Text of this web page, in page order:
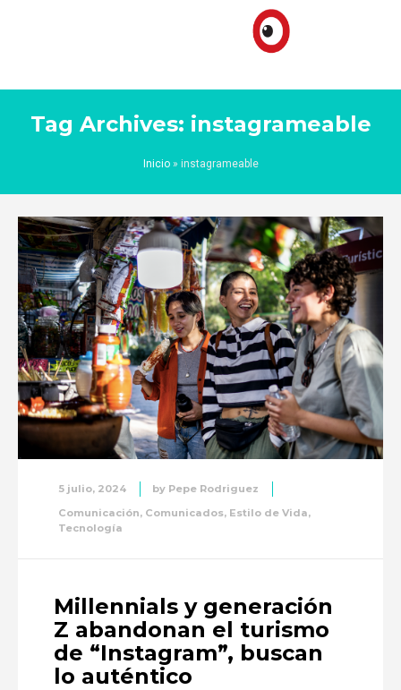
Tag Archives: instagrameable
Inicio» instagrameable
5 julio, 2024 by Pepe Rodriguez
Comunicación, Comunicados, Estilo de Vida,
Tecnología
Millennials y generación
Z abandonan el turismo
de “Instagram”, buscan
lo auténtico